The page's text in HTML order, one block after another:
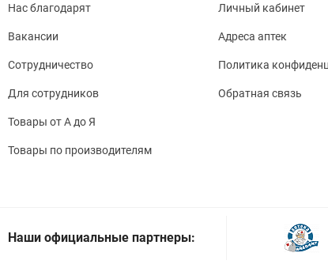
Нас благодарят
Вакансии
Сотрудничество
Для сотрудников
Товары от А до Я
Товары по производителям
Личный кабинет
Адреса аптек
Политика
Обратная связь
Наши официальные партнеры: